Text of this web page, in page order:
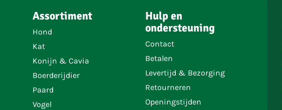
Assortiment
Hond
Kat
Konijn & Cavia
Boerderijdier
Paard
Vogel
Hulp en
ondersteuning
Contact
Betalen
Levertijd & Bezorging
Retourneren
Openingstijden